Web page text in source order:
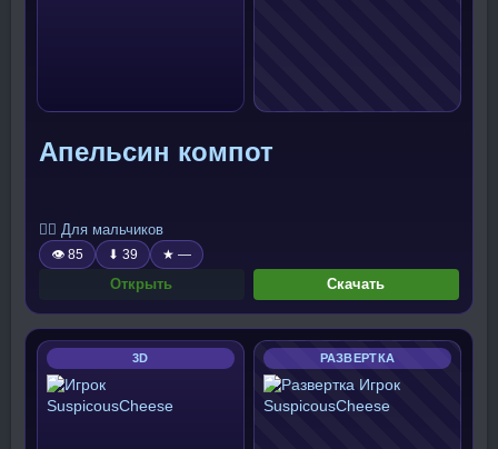
Апельсин компот
🧍‍♂️ Для мальчиков
👁 85 ⬇ 39 ★ —
Открыть Скачать
3D РАЗВЕРТКА